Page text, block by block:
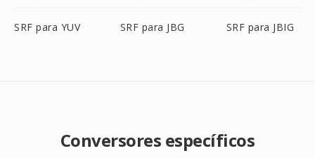
SRF para YUV SRF para JBG SRF para JBIG
Conversores específicos